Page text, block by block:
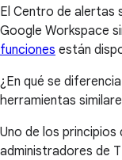
El Centro de alertas
Google Workspace
funciones están
¿En qué se
herramientas
Uno de los
administradores de